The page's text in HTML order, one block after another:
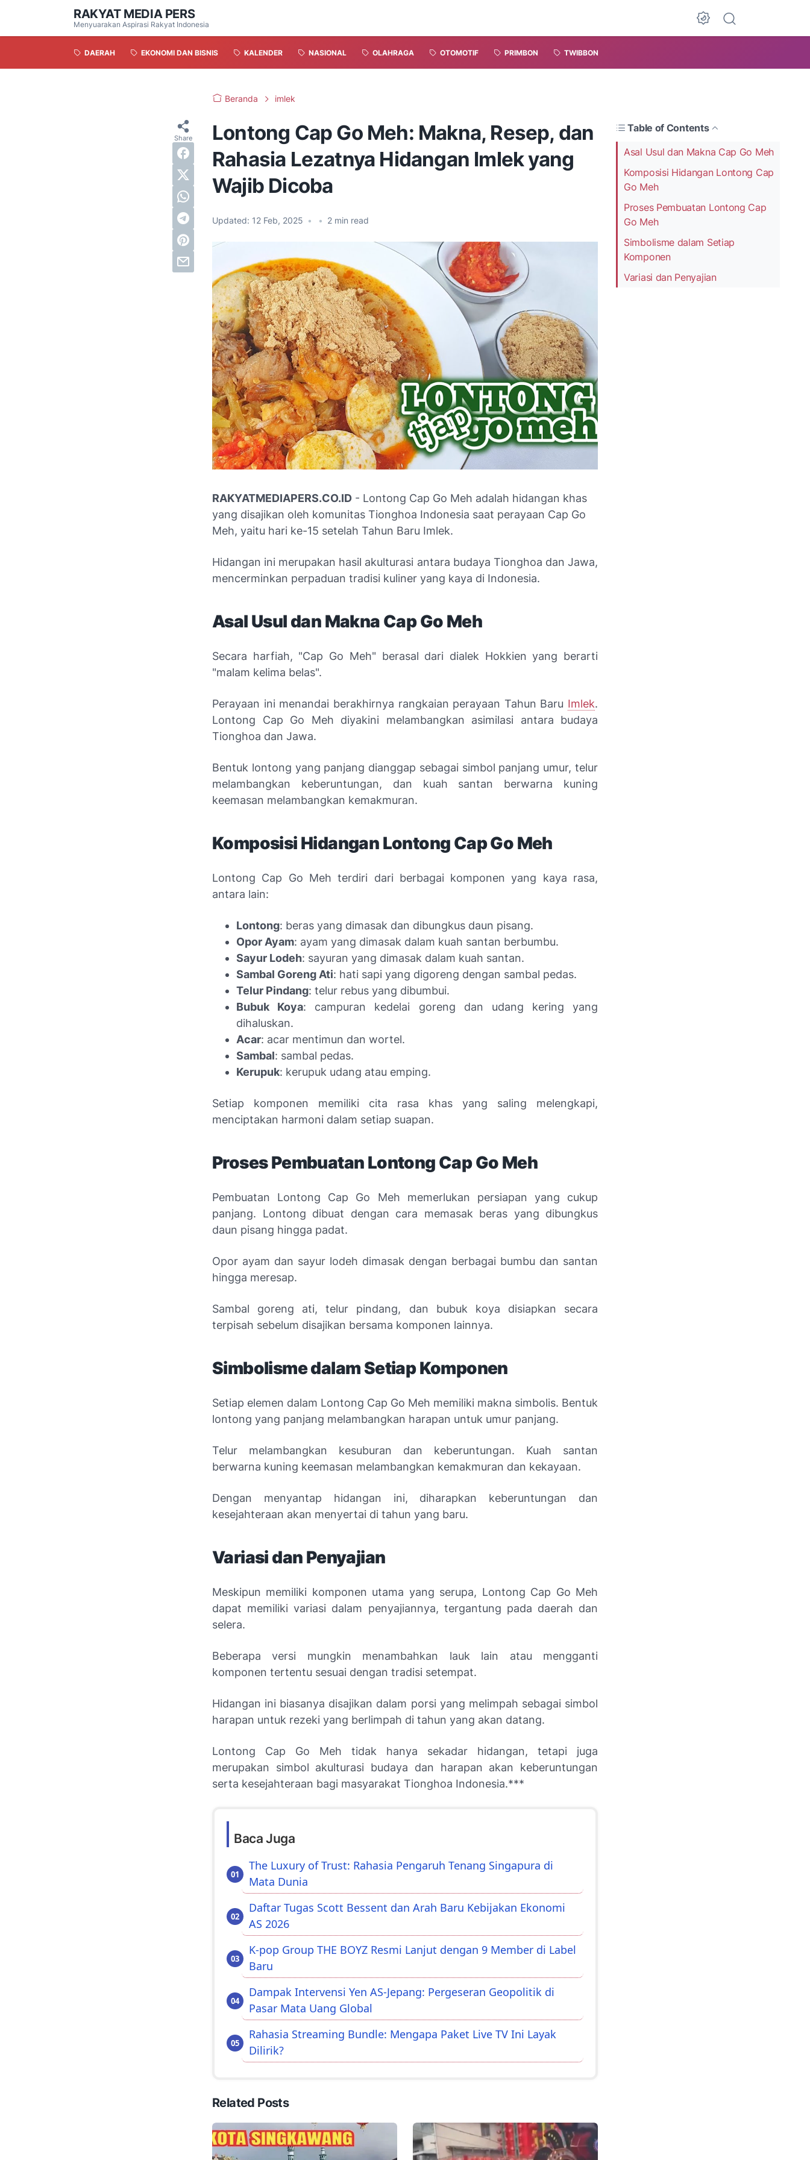
RAKYAT MEDIA PERS
Menyuarakan Aspirasi Rakyat Indonesia
DAERAH EKONOMI DAN BISNIS KALENDER NASIONAL OLAHRAGA OTOMOTIF PRIMBON TWIBBON
Beranda imlek
Lontong Cap Go Meh: Makna, Resep, dan
Rahasia Lezatnya Hidangan Imlek yang
Wajib Dicoba
Updated: 12 Feb, 2025 • • 2 min read
Table of Contents
Asal Usul dan Makna Cap Go Meh
Komposisi Hidangan Lontong Cap
Go Meh
Proses Pembuatan Lontong Cap
Go Meh
Simbolisme dalam Setiap
Komponen
Variasi dan Penyajian
RAKYATMEDIAPERS.CO.ID - Lontong Cap Go Meh adalah hidangan khas
yang disajikan oleh komunitas Tionghoa Indonesia saat perayaan Cap Go
Meh, yaitu hari ke-15 setelah Tahun Baru Imlek.
Hidangan ini merupakan hasil akulturasi antara budaya Tionghoa dan Jawa,
mencerminkan perpaduan tradisi kuliner yang kaya di Indonesia.
Asal Usul dan Makna Cap Go Meh
Secara harfiah, "Cap Go Meh" berasal dari dialek Hokkien yang berarti
"malam kelima belas".
Perayaan ini menandai berakhirnya rangkaian perayaan Tahun Baru Imlek.
Lontong Cap Go Meh diyakini melambangkan asimilasi antara budaya
Tionghoa dan Jawa.
Bentuk lontong yang panjang dianggap sebagai simbol panjang umur, telur
melambangkan keberuntungan, dan kuah santan berwarna kuning
keemasan melambangkan kemakmuran.
Komposisi Hidangan Lontong Cap Go Meh
Lontong Cap Go Meh terdiri dari berbagai komponen yang kaya rasa,
antara lain:
Lontong: beras yang dimasak dan dibungkus daun pisang.
Opor Ayam: ayam yang dimasak dalam kuah santan berbumbu.
Sayur Lodeh: sayuran yang dimasak dalam kuah santan.
Sambal Goreng Ati: hati sapi yang digoreng dengan sambal pedas.
Telur Pindang: telur rebus yang dibumbui.
Bubuk Koya: campuran kedelai goreng dan udang kering yang
dihaluskan.
Acar: acar mentimun dan wortel.
Sambal: sambal pedas.
Kerupuk: kerupuk udang atau emping.
Setiap komponen memiliki cita rasa khas yang saling melengkapi,
menciptakan harmoni dalam setiap suapan.
Proses Pembuatan Lontong Cap Go Meh
Pembuatan Lontong Cap Go Meh memerlukan persiapan yang cukup
panjang. Lontong dibuat dengan cara memasak beras yang dibungkus
daun pisang hingga padat.
Opor ayam dan sayur lodeh dimasak dengan berbagai bumbu dan santan
hingga meresap.
Sambal goreng ati, telur pindang, dan bubuk koya disiapkan secara
terpisah sebelum disajikan bersama komponen lainnya.
Simbolisme dalam Setiap Komponen
Setiap elemen dalam Lontong Cap Go Meh memiliki makna simbolis. Bentuk
lontong yang panjang melambangkan harapan untuk umur panjang.
Telur melambangkan kesuburan dan keberuntungan. Kuah santan
berwarna kuning keemasan melambangkan kemakmuran dan kekayaan.
Dengan menyantap hidangan ini, diharapkan keberuntungan dan
kesejahteraan akan menyertai di tahun yang baru.
Variasi dan Penyajian
Meskipun memiliki komponen utama yang serupa, Lontong Cap Go Meh
dapat memiliki variasi dalam penyajiannya, tergantung pada daerah dan
selera.
Beberapa versi mungkin menambahkan lauk lain atau mengganti
komponen tertentu sesuai dengan tradisi setempat.
Hidangan ini biasanya disajikan dalam porsi yang melimpah sebagai simbol
harapan untuk rezeki yang berlimpah di tahun yang akan datang.
Lontong Cap Go Meh tidak hanya sekadar hidangan, tetapi juga
merupakan simbol akulturasi budaya dan harapan akan keberuntungan
serta kesejahteraan bagi masyarakat Tionghoa Indonesia.***
Baca Juga
The Luxury of Trust: Rahasia Pengaruh Tenang Singapura di
Mata Dunia
Daftar Tugas Scott Bessent dan Arah Baru Kebijakan Ekonomi
AS 2026
K-pop Group THE BOYZ Resmi Lanjut dengan 9 Member di Label
Baru
Dampak Intervensi Yen AS-Jepang: Pergeseran Geopolitik di
Pasar Mata Uang Global
Rahasia Streaming Bundle: Mengapa Paket Live TV Ini Layak
Dilirik?
Related Posts